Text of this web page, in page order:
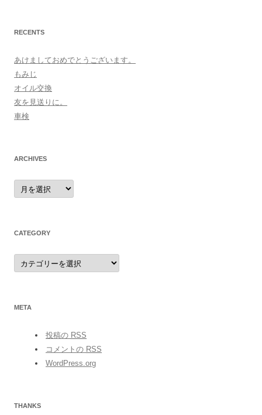
RECENTS
あけましておめでとうございます。
もみじ
オイル交換
友を見送りに。
車検
ARCHIVES
archives
CATEGORY
category
META
投稿の RSS
コメントの RSS
WordPress.org
THANKS